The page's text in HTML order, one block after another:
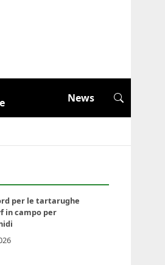
News
per le tartarughe
in campo per